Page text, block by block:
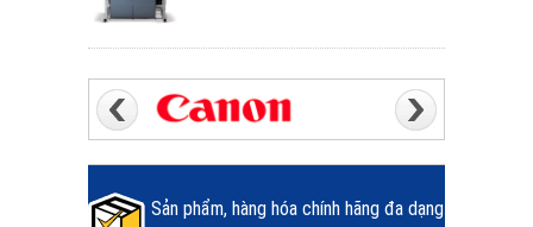
Sản phẩm, hàng hóa chính hãng đa dạng